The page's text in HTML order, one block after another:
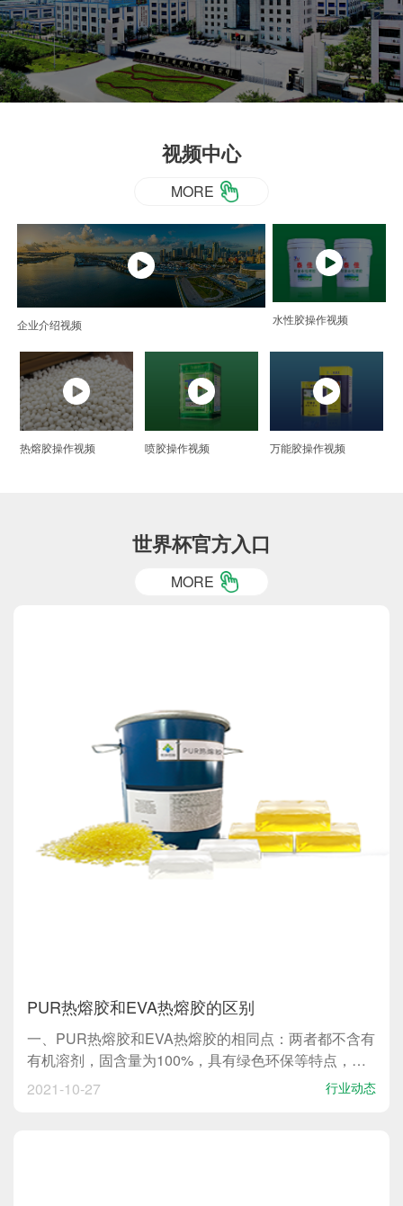
视频中心
MORE
企业介绍视频 水性胶操作视频
热熔胶操作视频 喷胶操作视频 万能胶操作视频
世界杯官方入口
MORE
PUR热熔胶和EVA热熔胶的区别
一、PUR热熔胶和EVA热熔胶的相同点：两者都不含有
有机溶剂，固含量为100%，具有绿色环保等特点，两
者都需要加热后才能使用。二、PUR热熔胶和EVA热熔
2021-10-27 行业动态